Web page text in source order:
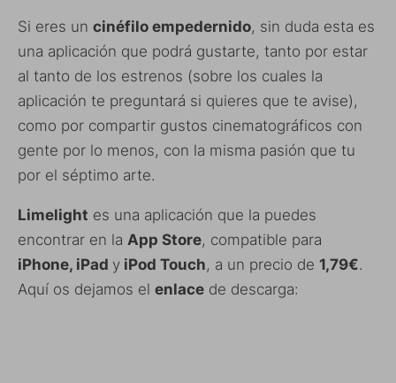
Si eres un cinéfilo empedernido, sin duda esta es
una aplicación que podrá gustarte, tanto por estar
al tanto de los estrenos (sobre los cuales la
aplicación te preguntará si quieres que te avise),
como por compartir gustos cinematográficos con
gente por lo menos, con la misma pasión que tu
por el séptimo arte.
Limelight es una aplicación que la puedes
encontrar en la App Store, compatible para
iPhone, iPad y iPod Touch, a un precio de 1,79€.
Aquí os dejamos el enlace de descarga: